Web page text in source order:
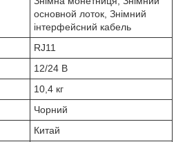
основной лоток, Знімний
інтерфейсний кабель
RJ11
12/24 В
10,4 кг
Чорний
Китай